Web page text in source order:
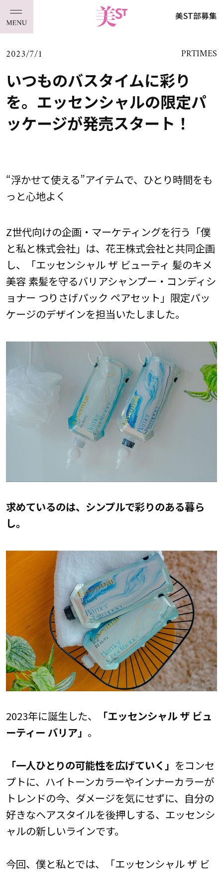
美ST部募集
2023/7/1 PRTIMES
いつものバスタイムに彩り
を。エッセンシャルの限定パ
ッケージが発売スタート！
“浮かせて使える”アイテムで、ひとり時間をも
っと心地よく
Z世代向けの企画・マーケティングを行う「僕
と私と株式会社」は、花王株式会社と共同企画
し、「エッセンシャル ザ ビューティ 髪のキメ
美容 素髪を守るバリアシャンプー・コンディシ
ョナー つりさげパック ペアセット」限定パッ
ケージのデザインを担当いたしました。
求めているのは、シンプルで彩りのある暮ら
し。
2023年に誕生した、
「エッセンシャル ザ ビュ
ーティー バリア」 。
「一人ひとりの可能性を広げていく」 をコンセ
プトに、ハイトーンカラーやインナーカラーが
トレンドの今、ダメージを気にせずに、自分の
好きなヘアスタイルを後押しする、エッセンシ
ャルの新しいラインです。
今回、僕と私とでは、「エッセンシャル ザ ビ